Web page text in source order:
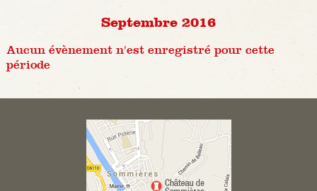
Septembre 2016
Aucun évènement n'est enregistré pour cette
période